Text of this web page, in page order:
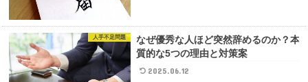
人手不足問題
なぜ優秀な人ほど突然辞めるのか？本
質的な5つの理由と対策案
2025.06.12